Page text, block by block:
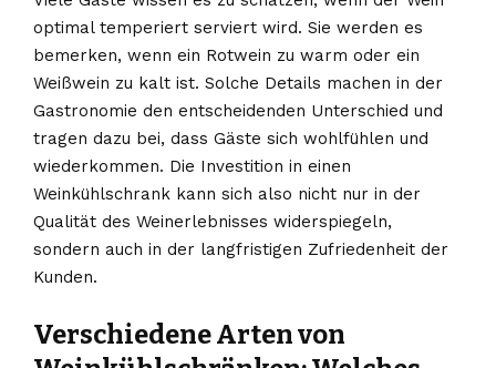
optimal temperiert serviert wird. Sie werden es
bemerken, wenn ein Rotwein zu warm oder ein
Weißwein zu kalt ist. Solche Details machen in der
Gastronomie den entscheidenden Unterschied und
tragen dazu bei, dass Gäste sich wohlfühlen und
wiederkommen. Die Investition in einen
Weinkühlschrank kann sich also nicht nur in der
Qualität des Weinerlebnisses widerspiegeln,
sondern auch in der langfristigen Zufriedenheit der
Kunden.
Verschiedene Arten von